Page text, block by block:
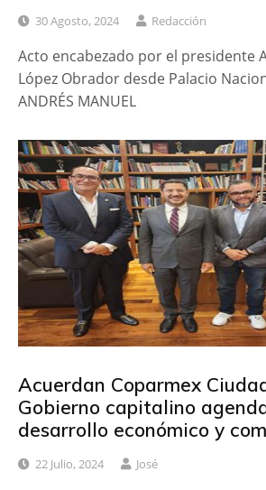
30 Agosto, 2024 Redacción
Acto encabezado por el presidente
López Obrador desde Palacio
ANDRÉS MANUEL
Acuerdan Coparmex
Gobierno capitalino
desarrollo económico y
22 Julio, 2024 José